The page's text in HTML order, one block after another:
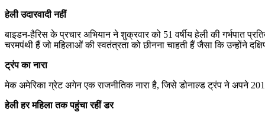
हेली उदारवादी नहीं
बाइडन-हैरिस के प्रचार अभियान ने शुक्रवार को 51 वर्षीय हेली की गर्भपात
चरमपंथी हैं जो महिलाओं की स्वतंत्रता को छीनना चाहती हैं जैसा कि उन्होंने
ट्रंप का नारा
मेक अमेरिका ग्रेट अगेन एक राजनीतिक नारा है, जिसे डोनाल्ड ट्रंप ने अपने
हेली हर महिला तक पहुंचा रहीं डर